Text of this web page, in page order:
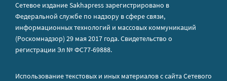
Сетевое издание Sakhapress зарегистрировано в
Федеральной службе по надзору в сфере связи,
информационных технологий и массовых коммуникаций
(Роскомнадзор) 29 мая 2017 года. Свидетельство о
регистрации Эл № ФС77-69888.
Использование текстовых и иных материалов с сайта Сетевого